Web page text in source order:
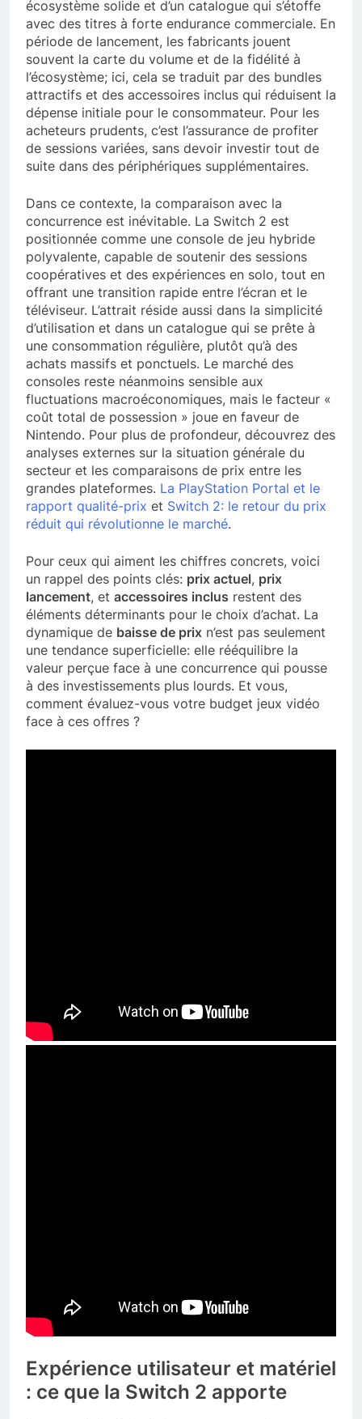
écosystème solide et d’un catalogue qui s’étoffe
avec des titres à forte endurance commerciale. En
période de lancement, les fabricants jouent
souvent la carte du volume et de la fidélité à
l’écosystème; ici, cela se traduit par des bundles
attractifs et des accessoires inclus qui réduisent la
dépense initiale pour le consommateur. Pour les
acheteurs prudents, c’est l’assurance de profiter
de sessions variées, sans devoir investir tout de
suite dans des périphériques supplémentaires.
Dans ce contexte, la comparaison avec la
concurrence est inévitable. La Switch 2 est
positionnée comme une console de jeu hybride
polyvalente, capable de soutenir des sessions
coopératives et des expériences en solo, tout en
offrant une transition rapide entre l’écran et le
téléviseur. L’attrait réside aussi dans la simplicité
d’utilisation et dans un catalogue qui se prête à
une consommation régulière, plutôt qu’à des
achats massifs et ponctuels. Le marché des
consoles reste néanmoins sensible aux
fluctuations macroéconomiques, mais le facteur «
coût total de possession » joue en faveur de
Nintendo. Pour plus de profondeur, découvrez des
analyses externes sur la situation générale du
secteur et les comparaisons de prix entre les
grandes plateformes. La PlayStation Portal et le
rapport qualité-prix et Switch 2: le retour du prix
réduit qui révolutionne le marché.
Pour ceux qui aiment les chiffres concrets, voici
un rappel des points clés: prix actuel, prix
lancement, et accessoires inclus restent des
éléments déterminants pour le choix d’achat. La
dynamique de baisse de prix n’est pas seulement
une tendance superficielle: elle rééquilibre la
valeur perçue face à une concurrence qui pousse
à des investissements plus lourds. Et vous,
comment évaluez-vous votre budget jeux vidéo
face à ces offres ?
Expérience utilisateur et matériel
: ce que la Switch 2 apporte